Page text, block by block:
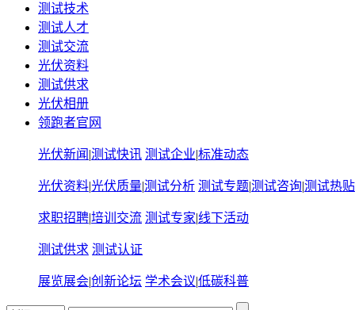
测试技术
测试人才
测试交流
光伏资料
测试供求
光伏相册
领跑者官网
光伏新闻 |测试快讯 测试企业|标准动态
光伏资料|光伏质量|测试分析 测试专题|测试咨询|测试热贴
求职招聘|培训交流 测试专家|线下活动
测试供求 测试认证
展览展会|创新论坛 学术会议|低碳科普